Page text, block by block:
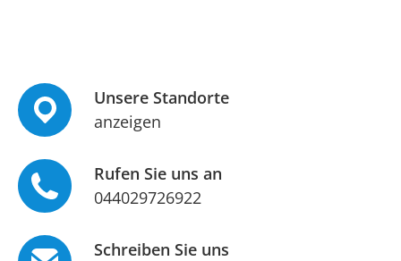
Unsere Standorte
anzeigen
Rufen Sie uns an
044029726922
Schreiben Sie uns